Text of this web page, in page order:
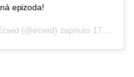
epizoda!
(@ecwid) zapnuto 17. října 2018 v 5:59 PDT